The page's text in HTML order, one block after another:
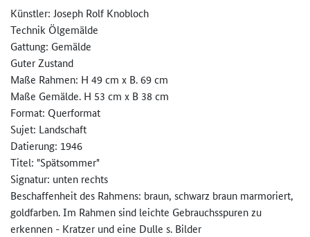
Künstler: Joseph Rolf Knobloch
Technik Ölgemälde
Gattung: Gemälde
Guter Zustand
Maße Rahmen: H 49 cm x B. 69 cm
Maße Gemälde. H 53 cm x B 38 cm
Format: Querformat
Sujet: Landschaft
Datierung: 1946
Titel: "Spätsommer"
Signatur: unten rechts
Beschaffenheit des Rahmens: braun, schwarz braun marmoriert,
goldfarben. Im Rahmen sind leichte Gebrauchsspuren zu
erkennen - Kratzer und eine Dulle s. Bilder